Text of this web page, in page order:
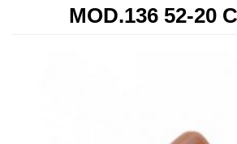
MOD.136 52-20